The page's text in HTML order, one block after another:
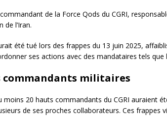
de la Force Qods du CGRI,
de l’Iran.
été tué lors des frappes du 13 juin 2025,
ses actions avec des mandataires tels
commandants militaires
moins 20 hauts commandants du CGRI auraient
de ses proches collaborateurs. Ces frappes